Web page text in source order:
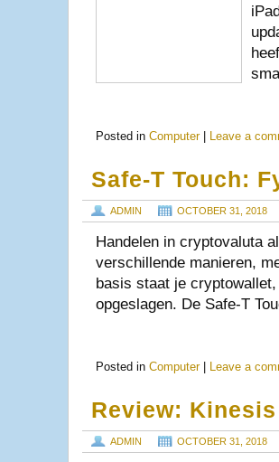
Posted in Computer Leave a
Safe-T Touch:
ADMIN OCTOBER 31, 2018
Handelen in cryptovaluta
verschillende manieren,
basis staat je
opgeslagen. De Safe-T
Posted in Computer Leave a
Review:
ADMIN OCTOBER 31, 2018